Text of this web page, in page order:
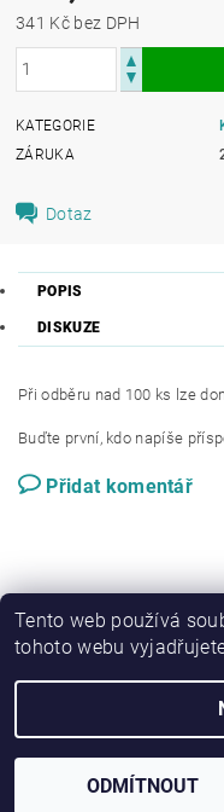
341 Kč bez DPH
KATEGORIE
ZÁRUKA
Dotaz
POPIS
DISKUZE
Při odběru nad 100 ks lze
Buďte první, kdo napíše
Přidat komentář
2026 © Domotechna, všechna
Tento web používá
tohoto webu
ODMÍTNOUT